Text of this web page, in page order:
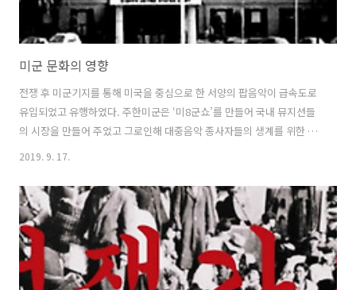
미군 문화의 영향
전쟁 후 미군기지를 통해 미국을 중심으로 한 서양의 팝음악이 급속도로
유입되었고 유행하였다. 주한미군은 ‘미8군쇼’를 만들어 국내 뮤지션들
의 시장을 만들어 주었고 그로인해 대중음악 종사자들의 생계를 위한 터
전이자 훈련장소가 되었다. 그로인해 서양을 동경하거나 서양의 풍물을
다. 럭키 모닝 (유광주 작사 / 전오승 작곡)청춘 아베크 (이철수 작사 / 이
재현 작곡)내 고향으로 마차는 간다 (유노완 작사 / 전오승 작곡)아리조나
카우보이 (김부해 작사 / 전오승 작곡)대전 부르스 (최지수 작사 / 김부해
작곡)노랫가락 차차차 (김영일 작사 / 김성근 작곡)늴리리 맘보 (탁소연
작사 / 나화랑 작곡)기타 부기 (김진경 작사 / 이재현 작곡..
2019. 9. 17.